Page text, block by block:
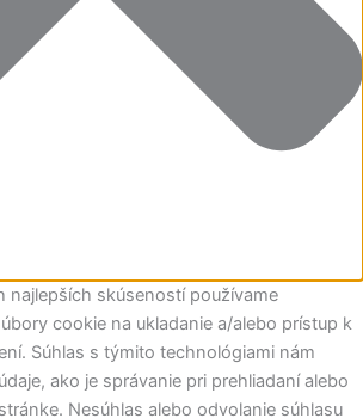
najlepších skúseností používame
cookie na ukladanie a/alebo prístup k
Súhlas s týmito technológiami nám
ako je správanie pri prehliadaní alebo
Nesúhlas alebo odvolanie súhlasu